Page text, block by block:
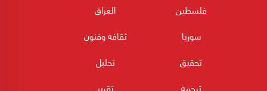
فلسطين
العراق
سوريا
ثقافه وفنون
تحقيق
تحليل
ترجمة
تقرير